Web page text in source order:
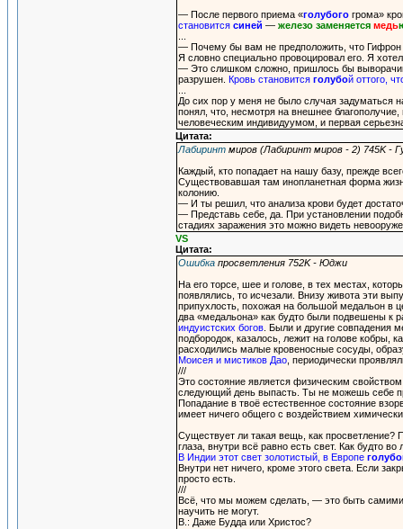
— После первого приема «голубого грома»
становится синей — железо заменяется медь
— Почему бы вам не предположить, что
Я словно специально провоцировал его. Я
— Это слишком сложно, пришлось бы
разрушен.
Кровь становится голубой оттого,
До сих пор у меня не было случая задуматься
понял, что, несмотря на внешнее
человеческим индивидуумом, и первая
Цитата:
Лабиринт миров (Лабиринт миров - 2) 745K -
Каждый, кто попадает на нашу базу, прежде
Существовавшая там инопланетная форма
колонию.
— И ты решил, что анализа крови будет
— Представь себе, да. При установлении
стадиях заражения это можно видеть
VS
Цитата:
Ошибка просветления 752K - Юджи
На его торсе, шее и голове, в тех местах,
появлялись, то исчезали. Внизу живота эти
припухлость, похожая на большой медальон в
два «медальона» как будто были подвешены к
индуистских богов . Были и другие совпадения
подбородок, казалось, лежит на голове кобры,
расходились малые кровеносные сосуды,
Моисея и мистиков Дао , периодически
///
Это состояние является физическим
следующий день выпасть. Ты не можешь себе
Попадание в твоё естественное состояние
имеет ничего общего с воздействием
Существует ли такая вещь, как просветление?
глаза, внутри всё равно есть свет. Как будто
В Индии этот свет золотистый, в Европе
Внутри нет ничего, кроме этого света. Если
просто есть.
///
Всё, что мы можем сделать, — это быть самими
научить не могут.
В.: Даже Будда или Христос?